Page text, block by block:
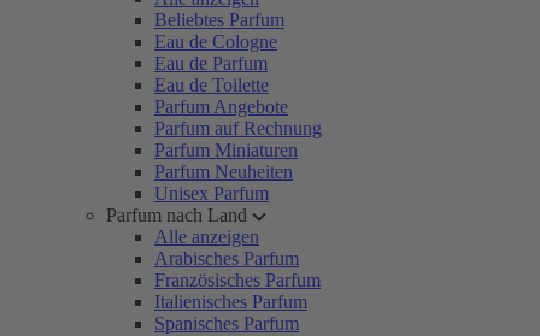
Beliebtes Parfum
Eau de Cologne
Eau de Parfum
Eau de Toilette
Parfum Angebote
Parfum auf Rechnung
Parfum Miniaturen
Parfum Neuheiten
Unisex Parfum
Parfum nach Land
Alle anzeigen
Arabisches Parfum
Französisches Parfum
Italienisches Parfum
Spanisches Parfum